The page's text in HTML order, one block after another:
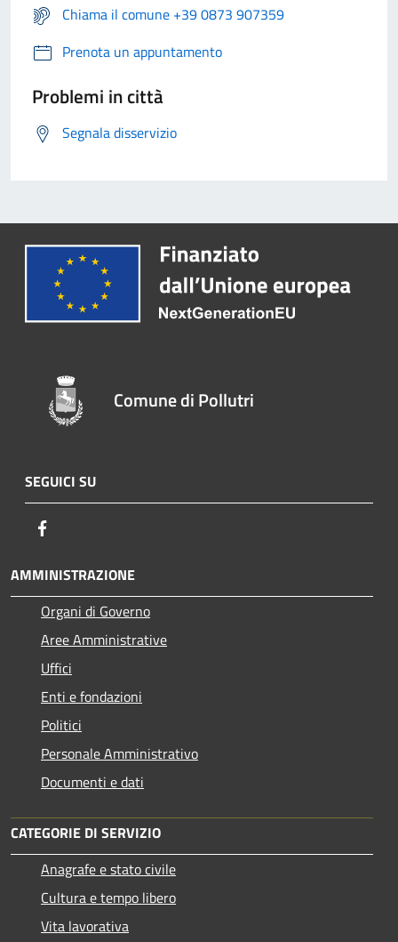
Chiama il comune +39 0873 907359
Prenota un appuntamento
Problemi in città
Segnala disservizio
Comune di Pollutri
SEGUICI SU
AMMINISTRAZIONE
Organi di Governo
Aree Amministrative
Uffici
Enti e fondazioni
Politici
Personale Amministrativo
Documenti e dati
CATEGORIE DI SERVIZIO
Anagrafe e stato civile
Cultura e tempo libero
Vita lavorativa